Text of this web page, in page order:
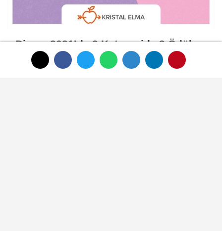
Dimes 2021’de 3 Kategoride 3 Ödül
aldı